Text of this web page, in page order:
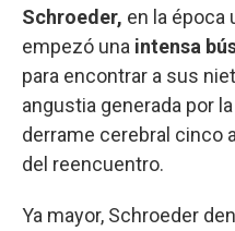
Schroeder, en la época
empezó una intensa
para encontrar a sus
angustia generada por
derrame cerebral cinco
del reencuentro.
Ya mayor, Schroeder